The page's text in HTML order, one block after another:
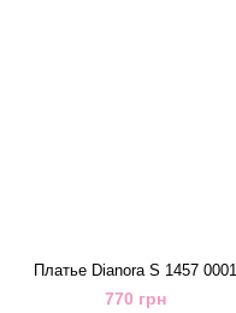
Платье Dianora S 1457 0001
770 грн